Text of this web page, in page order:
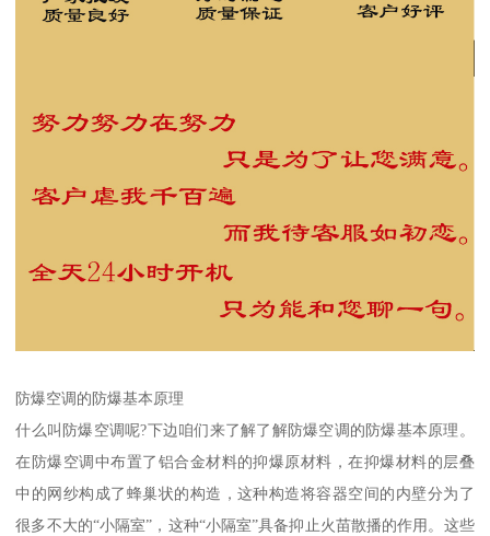
防爆空调的防爆基本原理
什么叫防爆空调呢?下边咱们来了解了解防爆空调的防爆基本原理。
在防爆空调中布置了铝合金材料的抑爆原材料，在抑爆材料的层叠
中的网纱构成了蜂巢状的构造，这种构造将容器空间的内壁分为了
很多不大的“小隔室”，这种“小隔室”具备抑止火苗散播的作用。这些